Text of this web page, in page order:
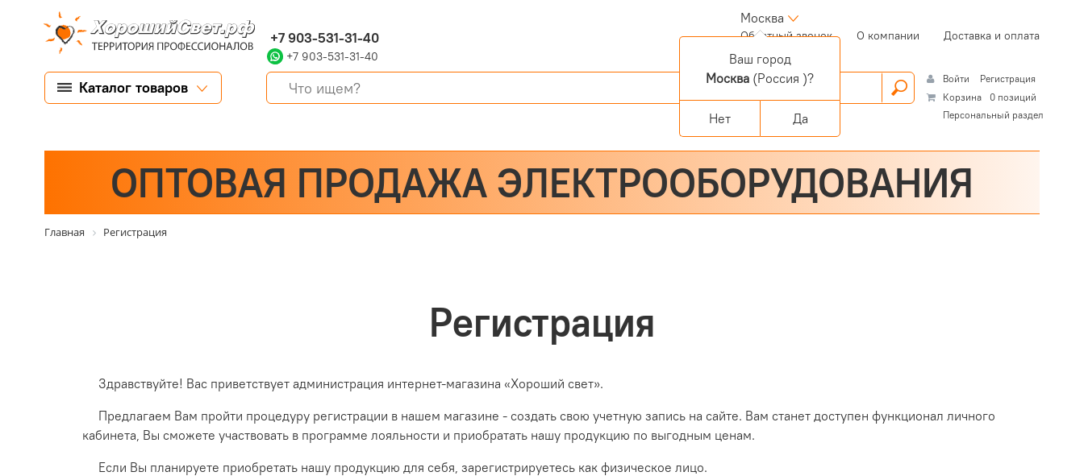
+7 903-531-31-40
+7 903-531-31-40
Москва
Обратный звонок(current)О компании Доставка и оплата
Каталог товаров Войти
Регистрация
Корзина
0 позиций
Персональный раздел
ОПТОВАЯ ПРОДАЖА ЭЛЕКТРООБОРУДОВАНИЯ
Главная Регистрация
Регистрация
Здравствуйте! Вас приветствует администрация интернет-магазина «Хороший свет».
Предлагаем Вам пройти процедуру регистрации в нашем магазине - создать свою учетную запись на сайте. Вам станет доступен функционал личного
кабинета, Вы сможете участвовать в программе лояльности и приобратать нашу продукцию по выгодным ценам.
Если Вы планируете приобретать нашу продукцию для себя, зарегистрируетесь как физическое лицо.
Ваш город
Москва (Россия )?
Нет Да